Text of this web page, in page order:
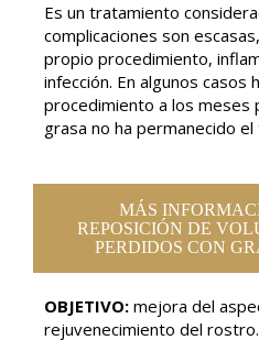
Es un tratamiento
complicaciones son
propio procedimiento,
infección. En algunos casos
procedimiento a los meses
grasa no ha permanecido
MÁS
REPOSICIÓN DE
PERDIDOS CON
OBJETIVO: mejora del
rejuvenecimiento del rostro.